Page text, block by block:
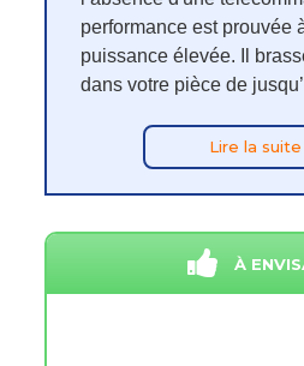
performance est prouvée
puissance élevée. Il
dans votre pièce de
Lire la suite
À